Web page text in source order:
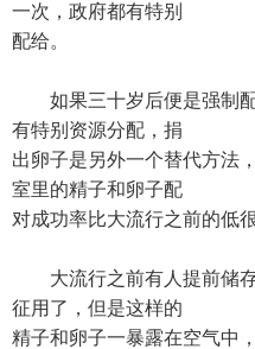
一次，政府都有特别
配给。
如果三十岁后便是强制配
有特别资源分配，捐
出卵子是另外一个替代方法
室里的精子和卵子配
对成功率比大流行之前的低
大流行之前有人提前储存
征用了，但是这样的
精子和卵子一暴露在空气中